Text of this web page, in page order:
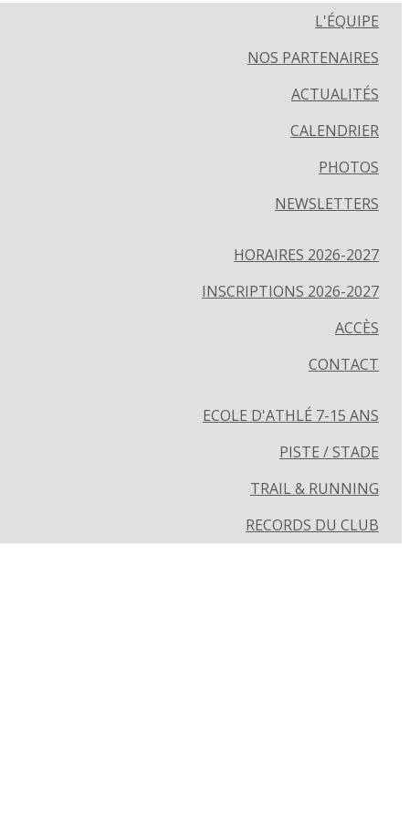
L'ÉQUIPE
NOS PARTENAIRES
ACTUALITÉS
CALENDRIER
PHOTOS
NEWSLETTERS
HORAIRES 2026-2027
INSCRIPTIONS 2026-2027
ACCÈS
CONTACT
ECOLE D'ATHLÉ 7-15 ANS
PISTE / STADE
TRAIL & RUNNING
RECORDS DU CLUB